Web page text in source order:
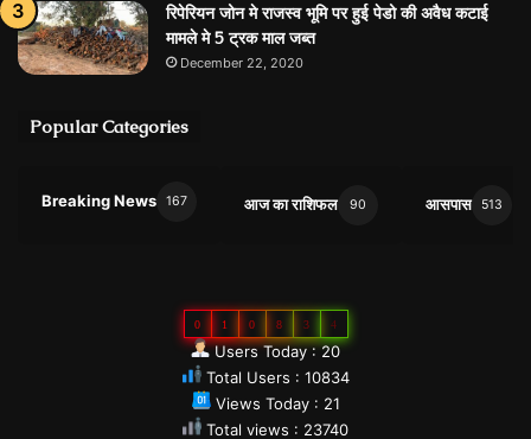
रिपेरियन जोन मे राजस्व भूमि पर हुई पेडो की अवैध कटाई
मामले मे 5 ट्रक माल जब्त
December 22, 2020
Popular Categories
Breaking News 167 आज का राशिफल 90 आसपास 513
0 1 0 8 3 4
Users Today : 20
Total Users : 10834
Views Today : 21
Total views : 23740